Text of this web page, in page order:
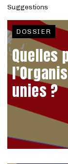
Suggestions
DOSSIER
Quelles
unies ?